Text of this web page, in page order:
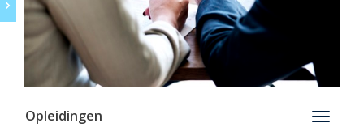
Toggle
Opleidingen